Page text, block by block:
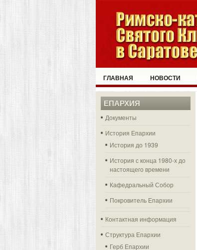
ГЛАВНАЯ НОВОСТИ
ЕПАРХИЯ
Документы
История Епархии
История до 1939
История с конца 1980-х до
настоящего времени
Кафедральный Собор
Покровитель Епархии
Контактная информация
Структура Епархии
Герб Епархии